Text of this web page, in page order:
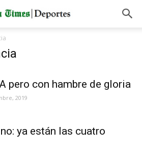
pero con hambre de gloria
2019
ya están las cuatro